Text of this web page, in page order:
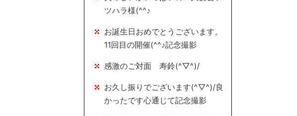
ツハラ様(^^♪
お誕生日おめでとうございます。
11回目の開催(^^♪記念撮影
感激のご対面 寿鈴(^▽^)/
お久し振りでございます(^▽^)/良
かったです心通じて記念撮影